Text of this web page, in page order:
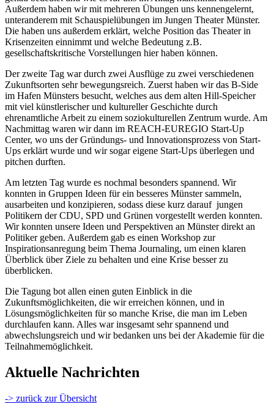
Außerdem haben wir mit mehreren Übungen uns kennengelernt,
unteranderem mit Schauspielübungen im Jungen Theater Münster.
Die haben uns außerdem erklärt, welche Position das Theater in
Krisenzeiten einnimmt und welche Bedeutung z.B.
gesellschaftskritische Vorstellungen hier haben können.
Der zweite Tag war durch zwei Ausflüge zu zwei verschiedenen
Zukunftsorten sehr bewegungsreich. Zuerst haben wir das B-Side
im Hafen Münsters besucht, welches aus dem alten Hill-Speicher
mit viel künstlerischer und kultureller Geschichte durch
ehrenamtliche Arbeit zu einem soziokulturellen Zentrum wurde. Am
Nachmittag waren wir dann im REACH-EUREGIO Start-Up
Center, wo uns der Gründungs- und Innovationsprozess von Start-
Ups erklärt wurde und wir sogar eigene Start-Ups überlegen und
pitchen durften.
Am letzten Tag wurde es nochmal besonders spannend. Wir
konnten in Gruppen Ideen für ein besseres Münster sammeln,
ausarbeiten und konzipieren, sodass diese kurz darauf jungen
Politikern der CDU, SPD und Grünen vorgestellt werden konnten.
Wir konnten unsere Ideen und Perspektiven an Münster direkt an
Politiker geben. Außerdem gab es einen Workshop zur
Inspirationsanregung beim Thema Journaling, um einen klaren
Überblick über Ziele zu behalten und eine Krise besser zu
überblicken.
Die Tagung bot allen einen guten Einblick in die
Zukunftsmöglichkeiten, die wir erreichen können, und in
Lösungsmöglichkeiten für so manche Krise, die man im Leben
durchlaufen kann. Alles war insgesamt sehr spannend und
abwechslungsreich und wir bedanken uns bei der Akademie für die
Teilnahmemöglichkeit.
Aktuelle Nachrichten
-> zurück zur Übersicht